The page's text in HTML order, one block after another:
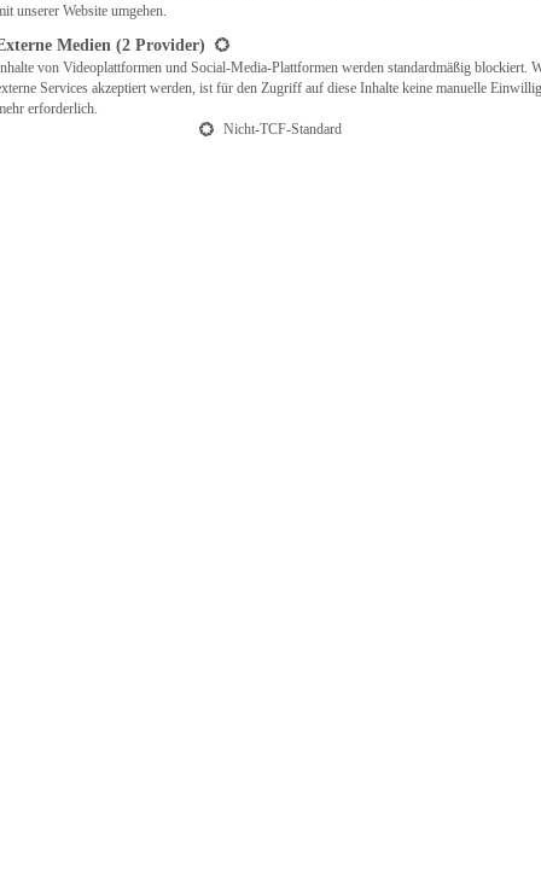
unserer Website umgehen.
Medien (2 Provider)
von Videoplattformen und Social-Media-Plattformen werden standardmäßig blockiert.
Services akzeptiert werden, ist für den Zugriff auf diese Inhalte keine manuelle
erforderlich.
Nicht-TCF-Standard